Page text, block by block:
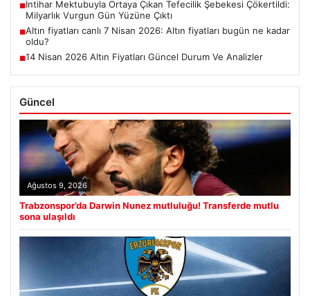
■İntihar Mektubuyla Ortaya Çıkan Tefecilik Şebekesi Çökertildi:
Milyarlık Vurgun Gün Yüzüne Çıktı
■Altın fiyatları canlı 7 Nisan 2026: Altın fiyatları bugün ne kadar
oldu?
■14 Nisan 2026 Altın Fiyatları Güncel Durum Ve Analizler
Güncel
Ağustos 9, 2026
Trabzonspor’da Darwin Nunez mutluluğu! Transferde mutlu
sona ulaşıldı